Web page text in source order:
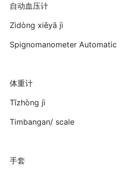
自动血压计
Zìdòng xiěyā jì
Spignomanometer Automatic
体重计
Tǐzhòng jì
Timbangan/ scale
手套